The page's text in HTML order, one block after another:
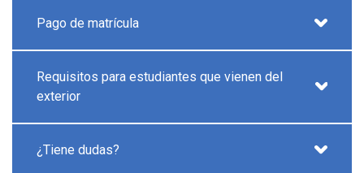
Pago de matrícula
Requisitos para estudiantes que vienen del
exterior
¿Tiene dudas?